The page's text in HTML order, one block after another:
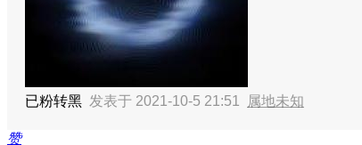
已粉转黑 发表于 2021-10-5 21:51 属地未知
赞